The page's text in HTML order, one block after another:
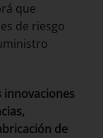
que
de riesgo
innovaciones
de